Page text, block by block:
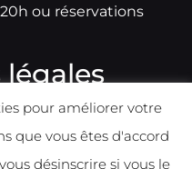
ou réservations
pour améliorer votre
que vous êtes d'accord
désinscrire si vous le